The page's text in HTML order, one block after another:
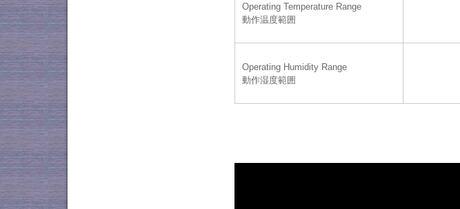
Operating Temperature Range
動作温度範囲
Operating Humidity Range
動作湿度範囲